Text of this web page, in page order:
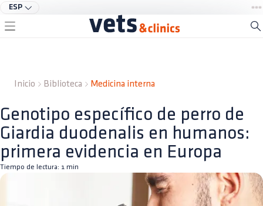
ESP
Inicio Biblioteca Medicina interna
Genotipo específico de perro de
Giardia duodenalis en humanos:
primera evidencia en Europa
Tiempo de lectura: 1 min